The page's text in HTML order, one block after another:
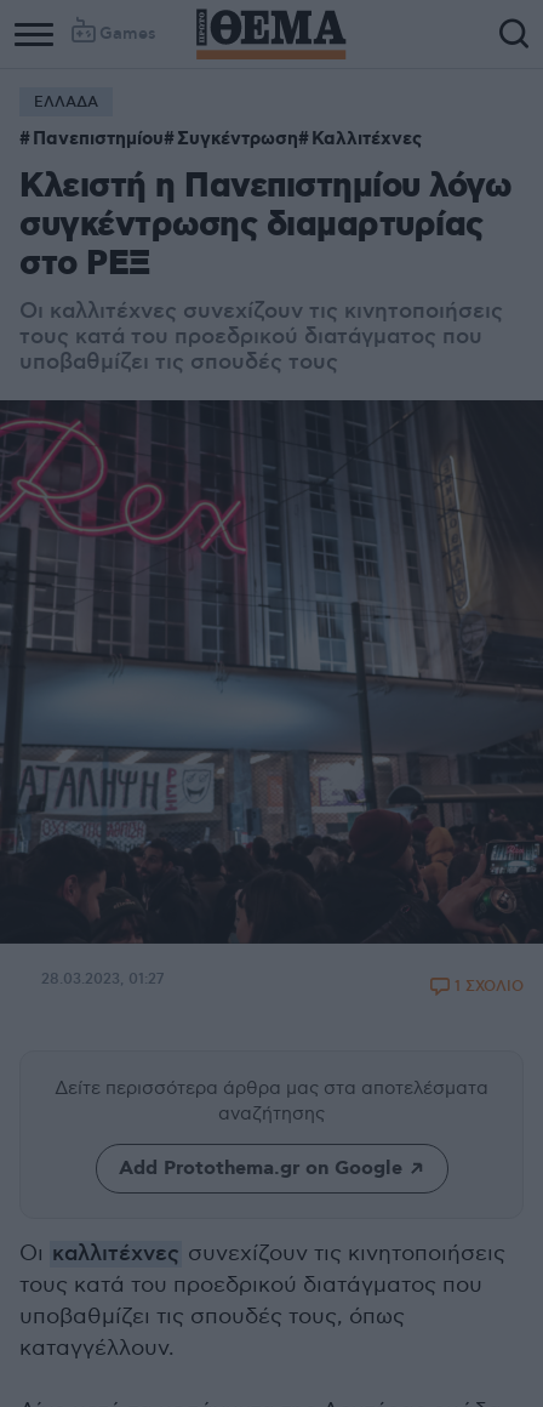
Games
ΕΛΛΑΔΑ
Πανεπιστημίου Συγκέντρωση Καλλιτέχνες
Κλειστή η Πανεπιστημίου λόγω
συγκέντρωσης διαμαρτυρίας
στο ΡΕΞ
Οι καλλιτέχνες συνεχίζουν τις κινητοποιήσεις
τους κατά του προεδρικού διατάγματος που
υποβαθμίζει τις σπουδές τους
28.03.2023, 01:27 1 ΣΧΟΛΙΟ
Δείτε περισσότερα άρθρα μας στα αποτελέσματα
αναζήτησης
Add Protothema.gr on Google
Οι καλλιτέχνες συνεχίζουν τις κινητοποιήσεις
τους κατά του προεδρικού διατάγματος που
υποβαθμίζει τις σπουδές τους, όπως
καταγγέλλουν.